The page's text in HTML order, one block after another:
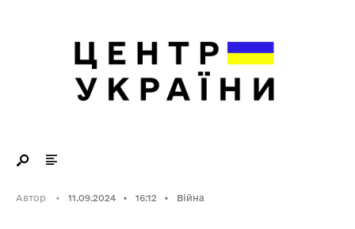
Автор • 11.09.2024 • 16:12 • Війна